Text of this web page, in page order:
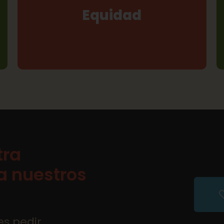
Equidad
igualdad de oportunidades, de salarios, de
participación, etc.
nuestros